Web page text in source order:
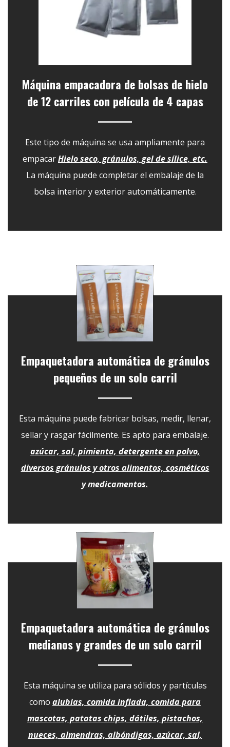
Máquina empacadora de bolsas de hielo
de 12 carriles con película de 4 capas
Este tipo de máquina se usa ampliamente para
empacarHielo seco, gránulos, gel de sílice, etc.
La máquina puede completar el embalaje de la
bolsa interior y exterior automáticamente.
Empaquetadora automática de gránulos
pequeños de un solo carril
Esta máquina puede fabricar bolsas, medir, llenar,
sellar y rasgar fácilmente. Es apto para embalaje.
azúcar, sal, pimienta, detergente en polvo,
diversos gránulos y otros alimentos, cosméticos
y medicamentos.
Empaquetadora automática de gránulos
medianos y grandes de un solo carril
Esta máquina se utiliza para sólidos y partículas
como alubias, comida inflada, comida para
mascotas, patatas chips, dátiles, pistachos,
nueces, almendras, albóndigas, azúcar, sal,